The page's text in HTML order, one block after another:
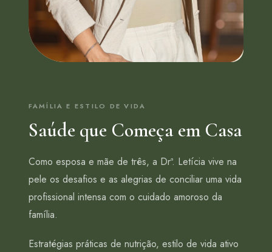
FAMÍLIA E ESTILO DE VIDA
Saúde que Começa em Casa
Como esposa e mãe de três, a Drª. Letícia vive na
pele os desafios e as alegrias de conciliar uma vida
profissional intensa com o cuidado amoroso da
família.
Estratégias práticas de nutrição, estilo de vida ativo